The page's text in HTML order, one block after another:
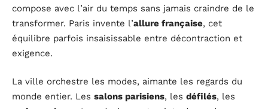
compose avec l’air du temps sans jamais craindre de le
transformer. Paris invente l’allure française, cet
équilibre parfois insaisissable entre décontraction et
exigence.
La ville orchestre les modes, aimante les regards du
monde entier. Les salons parisiens, les défilés, les